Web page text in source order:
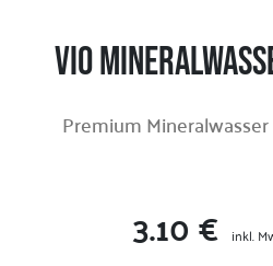
Kontakt
Vio
Premium
3.10 € inkl.